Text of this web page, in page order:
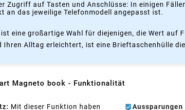
Zugriff auf Tasten und Anschlüsse: In einigen
an das jeweilige Telefonmodell angepasst ist.
eine großartige Wahl für diejenigen, die Wert
Ihren Alltag erleichtert, ist eine Brieftaschenhülle
Magneto book - Funktionalität
Mit dieser Funktion haben